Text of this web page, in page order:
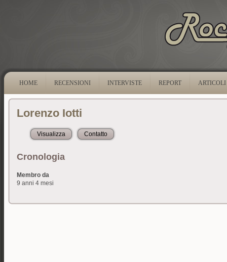
HOME RECENSIONI INTERVISTE REPORT ARTICOLI
Lorenzo Iotti
Visualizza (scheda attiva)
Contatto
Cronologia
Membro da
9 anni 4 mesi